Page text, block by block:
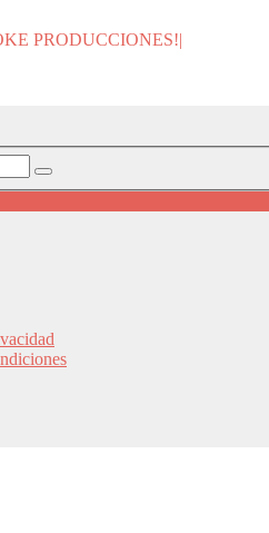
PRODUCCIONES!|